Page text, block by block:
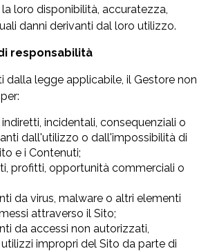
loro disponibilità, accuratezza,
danni derivanti dal loro utilizzo.
responsabilità
dalla legge applicabile, il Gestore non
incidentali, consequenziali o
dall'utilizzo o dall'impossibilità di
e i Contenuti;
profitti, opportunità commerciali o
da virus, malware o altri elementi
attraverso il Sito;
da accessi non autorizzati,
impropri del Sito da parte di